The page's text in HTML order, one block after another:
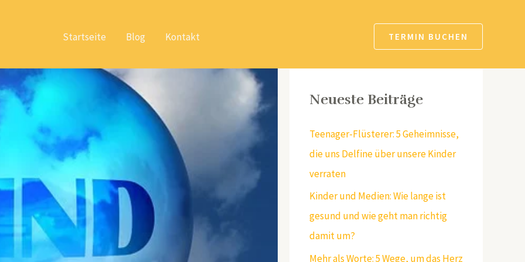
Startseite Blog Kontakt TERMIN BUCHEN
Neueste Beiträge
Teenager-Flüsterer: 5 Geheimnisse,
die uns Delfine über unsere Kinder
verraten
Kinder und Medien: Wie lange ist
gesund und wie geht man richtig
damit um?
Mehr als Worte: 5 Wege, um das Herz